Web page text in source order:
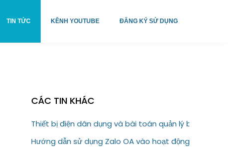
TIN TỨC KÊNH YOUTUBE ĐĂNG KÝ SỬ DỤNG
CÁC TIN KHÁC
Thiết bị điện dân dụng và bài toán quản lý bảo hành
Hướng dẫn sử dụng Zalo OA vào hoạt động kinh